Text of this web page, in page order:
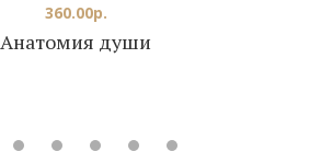
Анатомия души
360.00р.